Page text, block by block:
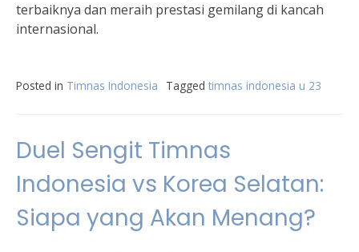
terbaiknya dan meraih prestasi gemilang di kancah
internasional.
Posted in Timnas Indonesia Tagged timnas indonesia u 23
Duel Sengit Timnas
Indonesia vs Korea Selatan:
Siapa yang Akan Menang?